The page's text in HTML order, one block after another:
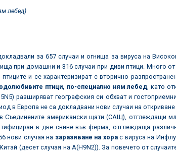
лебед)
за 657 случаи и огнища за вируса на
при домашни и 316 случаи при диви птици. Много
и се характеризират с вторично
птици, по-специално ням лебед, като
разширяват географския си обхват и
в Европа не са докладвани нови случаи на откриване
Съединените американски щати (САЩ), отглеждащи
в две свине във ферма, отглеждаща
нови случая на заразяване на хорас вируса на
(десет случая на A(H9N2)). За повечето от